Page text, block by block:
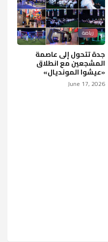
رياضة
جدة تتحول إلى عاصمة
المشجعين مع انطلاق
«عيشوا المونديال»
June 17, 2026